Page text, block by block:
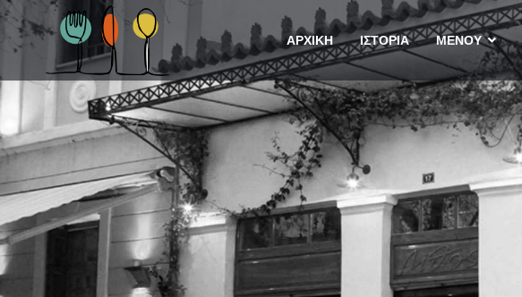
ΑΡΧΙΚΗ ΙΣΤΟΡΙΑ ΜΕΝΟΥ